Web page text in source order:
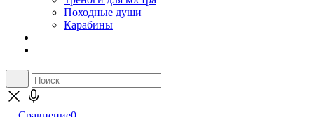
Походные души
Карабины